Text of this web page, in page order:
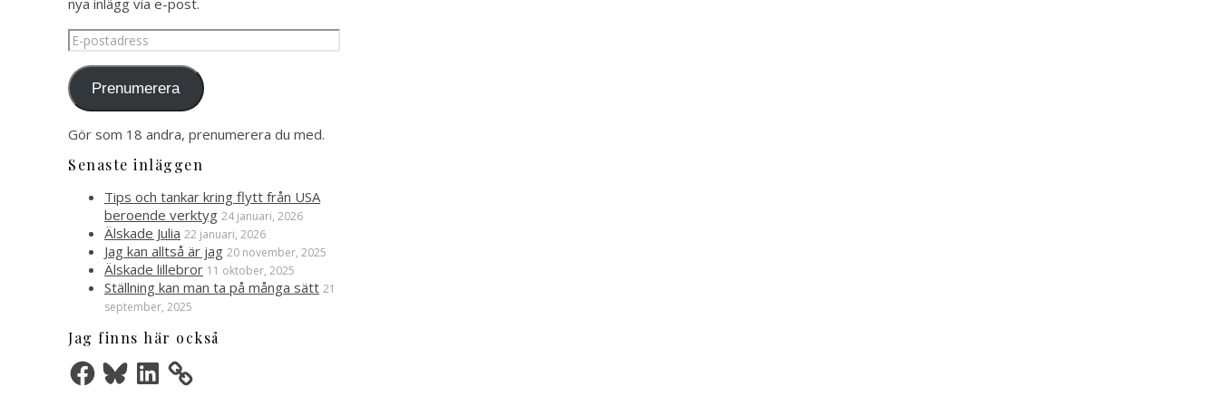
nya inlägg via e-post.
E-
postadress
Prenumerera
Gör som 18 andra, prenumerera du med.
Senaste inläggen
Tips och tankar kring flytt från USA
beroende verktyg 24 januari, 2026
Älskade Julia 22 januari, 2026
Jag kan alltså är jag 20 november, 2025
Älskade lillebror 11 oktober, 2025
Ställning kan man ta på många sätt 21
september, 2025
Jag finns här också
FacebookBlueskyLinkedIn